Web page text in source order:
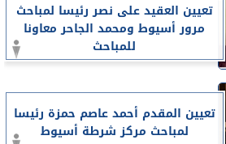
تعيين العقيد على نصر رئيسا لمباحث
مرور أسيوط ومحمد الجاحر معاونا
للمباحث
تعيين المقدم أحمد عاصم حمزة رئيسا
لمباحث مركز شرطة أسيوط